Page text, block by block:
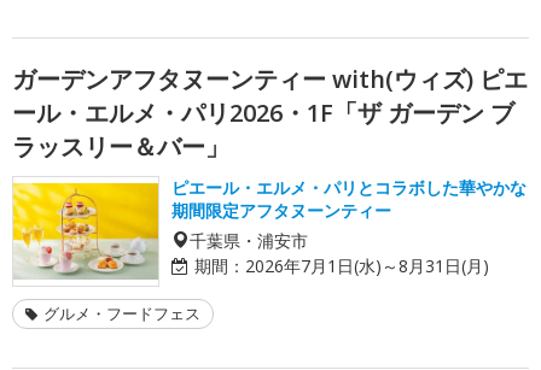
ガーデンアフタヌーンティー with(ウィズ) ピエ
ール・エルメ・パリ2026・1F「ザ ガーデン ブ
ラッスリー＆バー」
ピエール・エルメ・パリとコラボした華やかな
期間限定アフタヌーンティー
千葉県・浦安市
期間： 2026年7月1日(水)～8月31日(月)
グルメ・フードフェス